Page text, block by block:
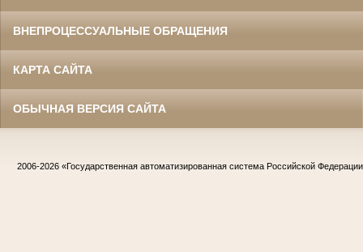
ВНЕПРОЦЕССУАЛЬНЫЕ ОБРАЩЕНИЯ
КАРТА САЙТА
ОБЫЧНАЯ ВЕРСИЯ САЙТА
2006-2026 «Государственная автоматизированная система Российской